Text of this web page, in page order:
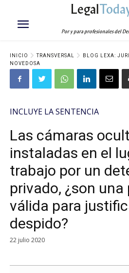
Legal
Por y para profesionales del
INICIO TRANSVERSAL
BLOG LEXA:
NOVEDOSA
INCLUYE LA SENTENCIA
Las cámaras
instaladas en el
trabajo por un
privado, ¿son una
válida para
despido?
22 julio 2020